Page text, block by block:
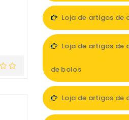
Loja de artigos de
Loja de artigos de
de bolos
Loja de artigos de